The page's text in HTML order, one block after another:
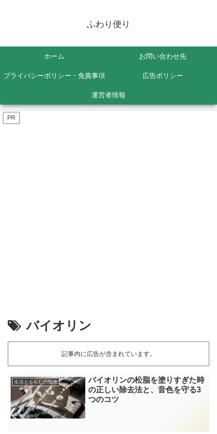
ふわり便り
ホーム お問い合わせ先
プライバシーポリシー・免責事項 広告ポリシー
運営者情報
PR
バイオリン
記事内に広告が含まれています。
生活とくらしの知恵
バイオリンの松脂を塗りすぎた時
の正しい除去法と、音色を守る3
つのコツ